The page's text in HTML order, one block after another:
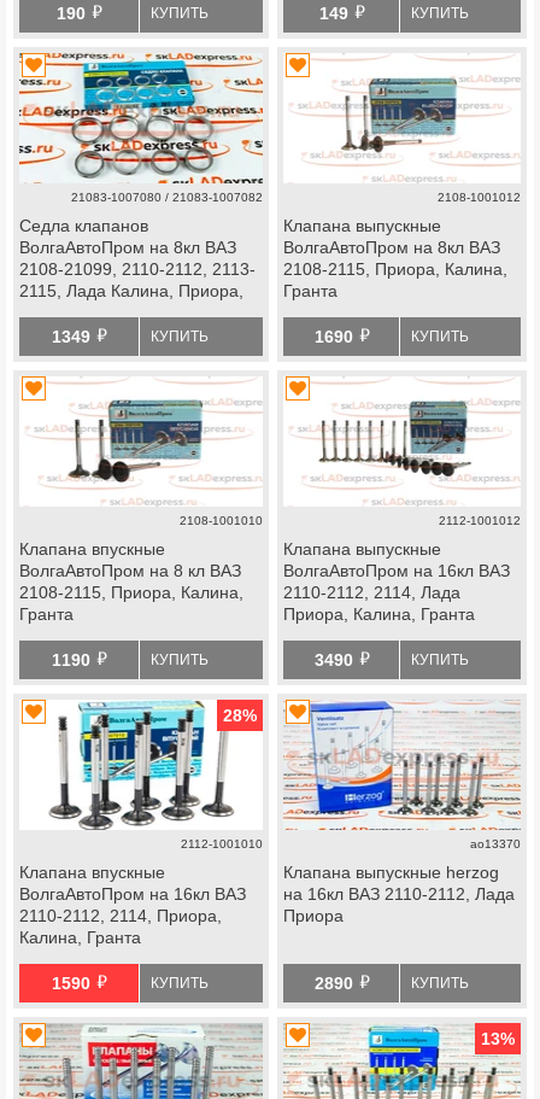
190 й КУПИТЬ 149 й КУПИТЬ
21083-1007080 / 21083-1007082
Седла клапанов
ВолгаАвтоПром на 8кл ВАЗ
2108-21099, 2110-2112, 2113-
2115, Лада Калина, Приора,
1349 й КУПИТЬ
2108-1001012
Клапана выпускные
ВолгаАвтоПром на 8кл ВАЗ
2108-2115, Приора, Калина,
Гранта
1690 й КУПИТЬ
2108-1001010
Клапана впускные
ВолгаАвтоПром на 8 кл ВАЗ
2108-2115, Приора, Калина,
Гранта
1190 й КУПИТЬ
2112-1001012
Клапана выпускные
ВолгаАвтоПром на 16кл ВАЗ
2110-2112, 2114, Лада
Приора, Калина, Гранта
3490 й КУПИТЬ
28%
2112-1001010
Клапана впускные
ВолгаАвтоПром на 16кл ВАЗ
2110-2112, 2114, Приора,
Калина, Гранта
1590 й КУПИТЬ
ao13370
Клапана выпускные herzog
на 16кл ВАЗ 2110-2112, Лада
Приора
2890 й КУПИТЬ
13%